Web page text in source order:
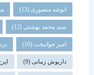
انوشه منصوری(13) محمد
سید محمد بهشتی(12)
امیر جوانبخت(10) یزدان
داریوش زمانی(9) ایرج